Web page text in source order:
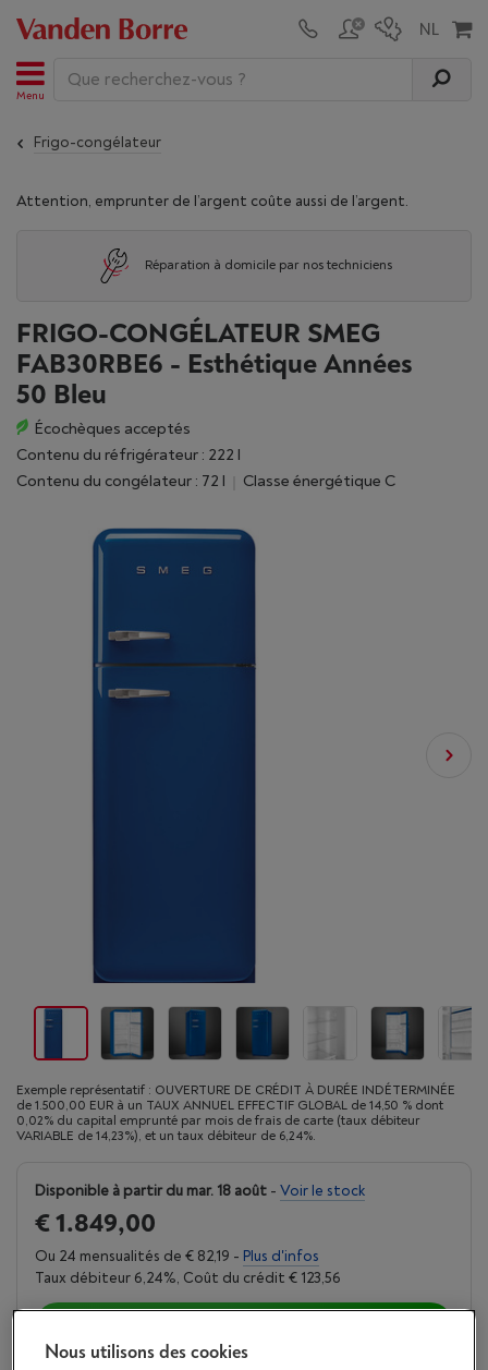
Menu
Frigo-congélateur
Attention, emprunter de l’argent coûte aussi de l’argent.
Réparation à domicile par nos techniciens
FRIGO-CONGÉLATEUR SMEG
FAB30RBE6 - Esthétique Années
50 Bleu
Écochèques acceptés
Contenu du réfrigérateur : 222 l
Contenu du congélateur : 72 l
Classe énergétique C
Exemple représentatif : OUVERTURE DE CRÉDIT À DURÉE INDÉTERMINÉE
de 1.500,00 EUR à un TAUX ANNUEL EFFECTIF GLOBAL de 14,50 % dont
0,02% du capital emprunté par mois de frais de carte (taux débiteur
VARIABLE de 14,23%), et un taux débiteur de 6,24%.
Disponible à partir du mar. 18 août - Voir le stock
€ 1.849,00
Ou 24 mensualités de € 82,19 - Plus d'infos
Taux débiteur 6,24%, Coût du crédit € 123,56
Nous utilisons des cookies